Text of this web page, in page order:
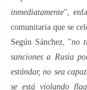
inmediatamente",
comunitaria que se
Según Sánchez, "no
sanciones a Rusia
estándar, no sea
se está violando